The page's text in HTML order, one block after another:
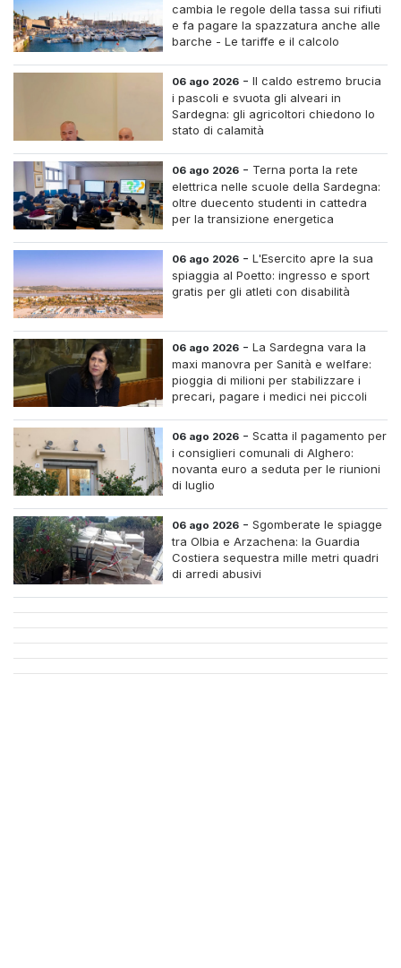
cambia le regole della tassa sui rifiuti
e fa pagare la spazzatura anche alle
barche - Le tariffe e il calcolo
06 ago 2026 -Il caldo estremo brucia
i pascoli e svuota gli alveari in
Sardegna: gli agricoltori chiedono lo
stato di calamità
06 ago 2026 - Terna porta la rete
elettrica nelle scuole della Sardegna:
oltre duecento studenti in cattedra
per la transizione energetica
06 ago 2026 -L'Esercito apre la sua
spiaggia al Poetto: ingresso e sport
gratis per gli atleti con disabilità
06 ago 2026 -La Sardegna vara la
maxi manovra per Sanità e welfare:
pioggia di milioni per stabilizzare i
precari, pagare i medici nei piccoli
06 ago 2026 -Scatta il pagamento per
i consiglieri comunali di Alghero:
novanta euro a seduta per le riunioni
di luglio
06 ago 2026 -Sgomberate le spiagge
tra Olbia e Arzachena: la Guardia
Costiera sequestra mille metri quadri
di arredi abusivi